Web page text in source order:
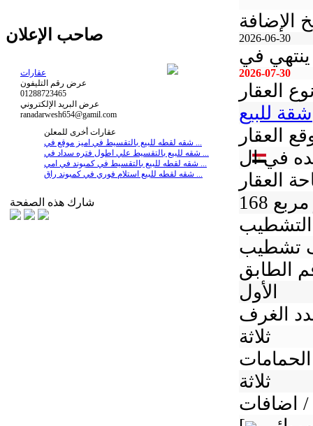
الإضافة
2026-06-30
ينتهي في
2026-07-30
العقار
شقة للبيع
العقار
العقار
مربع
تشطيب
الطابق
الأول
الغرف
ثلاثة
ثلاثة
اضافات
صاحب الإعلان
عقارات
عرض رقم التليفون
01288723465
عرض البريد الإلكتروني
ranadarwesh654@gamil.com
عقارات أخرى للمعلن
شارك هذه الصفحة